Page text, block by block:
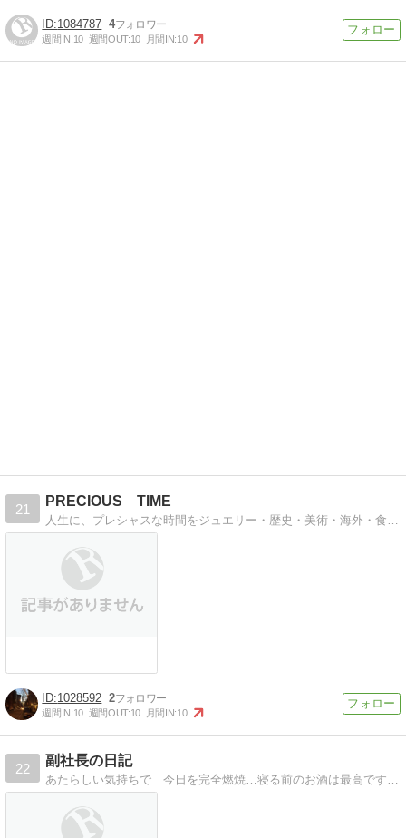
1084787 4
週間IN:10 週間OUT:10 月間IN:10
21
PRECIOUS TIME
1028592 2
週間IN:10 週間OUT:10 月間IN:10
22
副社長の日記